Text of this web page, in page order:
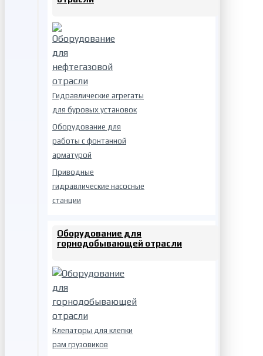
Гидравлические агрегаты
для буровых установок
Оборудование для
работы с фонтанной
арматурой
Приводные
гидравлические насосные
станции
Оборудование для
горнодобывающей отрасли
Клепаторы для клепки
рам грузовиков